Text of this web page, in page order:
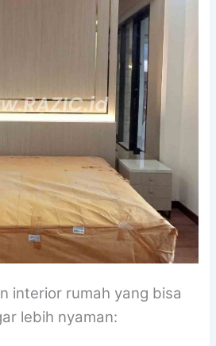
interior rumah yang bisa
lebih nyaman: